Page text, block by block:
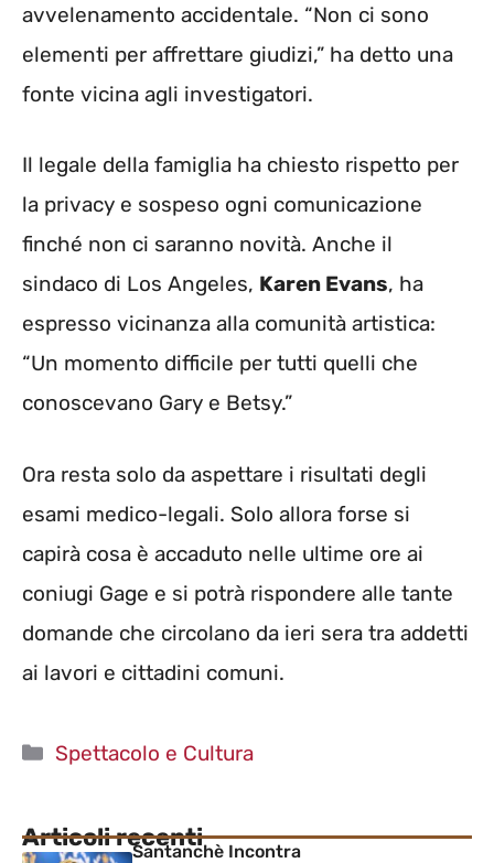
avvelenamento accidentale. “Non ci sono
elementi per affrettare giudizi,” ha detto una
fonte vicina agli investigatori.
Il legale della famiglia ha chiesto rispetto per
la privacy e sospeso ogni comunicazione
finché non ci saranno novità. Anche il
sindaco di Los Angeles, Karen Evans, ha
espresso vicinanza alla comunità artistica:
“Un momento difficile per tutti quelli che
conoscevano Gary e Betsy.”
Ora resta solo da aspettare i risultati degli
esami medico-legali. Solo allora forse si
capirà cosa è accaduto nelle ultime ore ai
coniugi Gage e si potrà rispondere alle tante
domande che circolano da ieri sera tra addetti
ai lavori e cittadini comuni.
Categorie
Spettacolo e Cultura
Articoli recentiSantanchè Incontra